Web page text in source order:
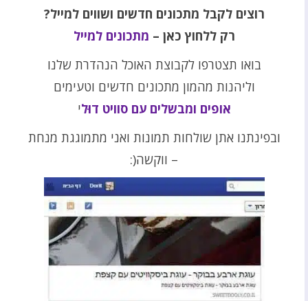
רוצים לקבל מתכונים חדשים ושווים למייל?
רק ללחוץ כאן – מתכונים למייל
בואו תצטרפו לקבוצת האוכל הנהדרת שלנו
וליהנות מהמון מתכונים חדשים וטעימים
אופים ומבשלים עם סוויט דוּלי
ובפינתנו אתן שולחות תמונות ואני מתמוגגת מנחת
– ווקשה(: